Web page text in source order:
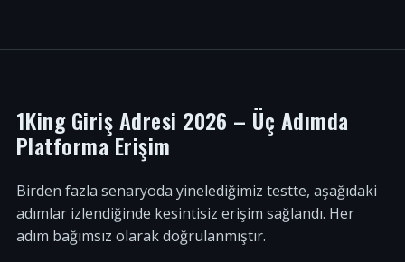
1King Giriş Adresi 2026 – Üç Adımda
Platforma Erişim
Birden fazla senaryoda yinelediğimiz testte, aşağıdaki
adımlar izlendiğinde kesintisiz erişim sağlandı. Her
adım bağımsız olarak doğrulanmıştır.